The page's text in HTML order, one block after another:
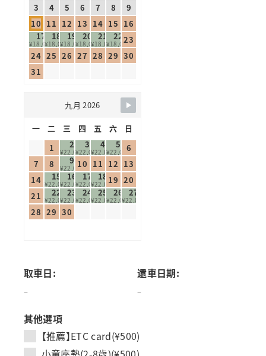
3
4 5 6 7 8
9
10 11 12 13 14 15 16
17
¥18,000
18
¥18,000
19
¥18,000
20
¥18,000
21
¥18,000
22
¥18,000
23
24 25 26 27 28 29 30
31
九月 2026
一 二 三 四 五 六
日
1
2
¥22,000
3
¥22,000
4
¥22,000
5
¥22,000
6
7
8 9
¥22,000
10 11 12 13
14
15
¥22,000
16
¥22,000
17
¥22,000
18
¥22,000
19 20
21
22
¥22,000
23
¥22,000
24
¥22,000
25
¥22,000
26
¥22,000
27
¥22,000
28 29 30
取車日:
–
還車日期:
–
其他選項
【推薦】ETC card(¥500)